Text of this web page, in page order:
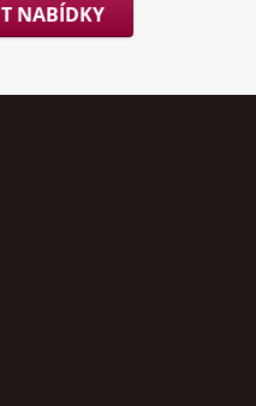
NABÍDKY